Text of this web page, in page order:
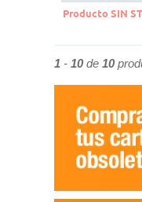
Producto SIN
1 - 10de 10